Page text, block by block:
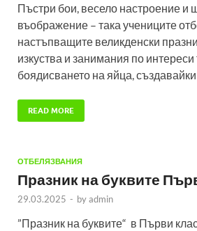
Пъстри бои, весело настроение и
въображение – така учениците
настъпващите великденски
изкуства и занимания по
боядисването на яйца,
READ MORE
ОТБЕЛЯЗВАНИЯ
Празник на буквите
29.03.2025 - byadmin
”Празник на буквите“ в Първи